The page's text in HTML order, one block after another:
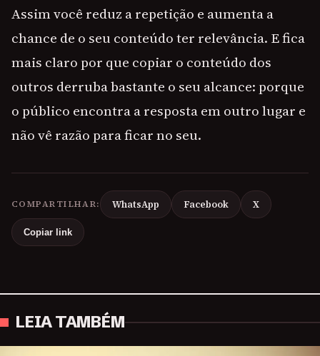
Assim você reduz a repetição e aumenta a
chance de o seu conteúdo ter relevância. E fica
mais claro por que copiar o conteúdo dos
outros derruba bastante o seu alcance: porque
o público encontra a resposta em outro lugar e
não vê razão para ficar no seu.
COMPARTILHAR: WhatsApp Facebook X
Copiar link
LEIA TAMBÉM